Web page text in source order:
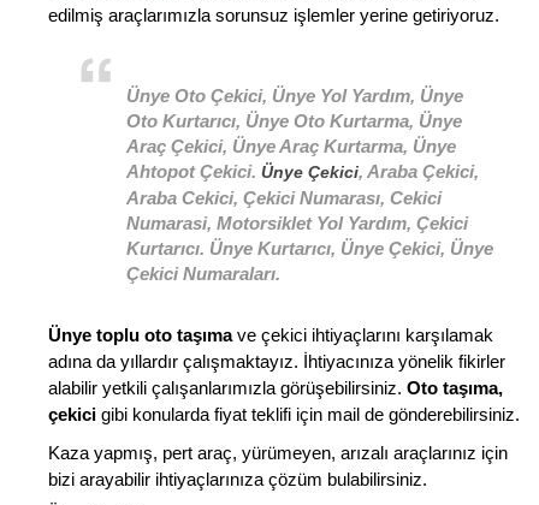
edilmiş araçlarımızla sorunsuz işlemler yerine getiriyoruz.
Ünye Oto Çekici, Ünye Yol Yardım, Ünye
Oto Kurtarıcı, Ünye Oto Kurtarma, Ünye
Araç Çekici, Ünye Araç Kurtarma, Ünye
Ahtopot Çekici. Ünye Çekici, Araba Çekici,
Araba Cekici, Çekici Numarası, Cekici
Numarasi, Motorsiklet Yol Yardım, Çekici
Kurtarıcı. Ünye Kurtarıcı, Ünye Çekici, Ünye
Çekici Numaraları.
Ünye toplu oto taşımave çekici ihtiyaçlarını karşılamak
adına da yıllardır çalışmaktayız. İhtiyacınıza yönelik fikirler
alabilir yetkili çalışanlarımızla görüşebilirsiniz. Oto taşıma,
çekici gibi konularda fiyat teklifi için mail de gönderebilirsiniz.
Kaza yapmış, pert araç, yürümeyen, arızalı araçlarınız için
bizi arayabilir ihtiyaçlarınıza çözüm bulabilirsiniz.